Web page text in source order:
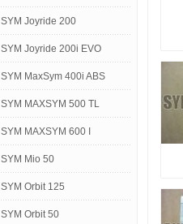
SYM Joyride 200
SYM Joyride 200i EVO
SYM MaxSym 400i ABS
SYM MAXSYM 500 TL
SYM MAXSYM 600 I
SYM Mio 50
SYM Orbit 125
SYM Orbit 50